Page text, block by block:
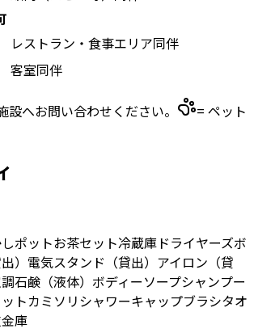
レストラン・食事エリア同伴
客室同伴
へお問い合わせください。
= ペット
ポットお茶セット冷蔵庫ドライヤーズボ
） 電気スタンド（貸出） アイロン（貸
石鹸（液体） ボディーソープシャンプー
トカミソリシャワーキャップブラシタオ
金庫